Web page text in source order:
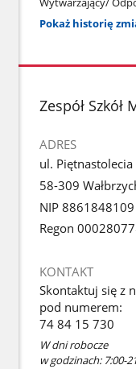
Pokaż historię
stopka
Zespół
ADRES
ul.
58-309
NIP 8861848109
Regon
KONTAKT
Skontaktuj się z
pod numerem:
74 84 15 730
W dni robocze
w godzinach: 7:00-